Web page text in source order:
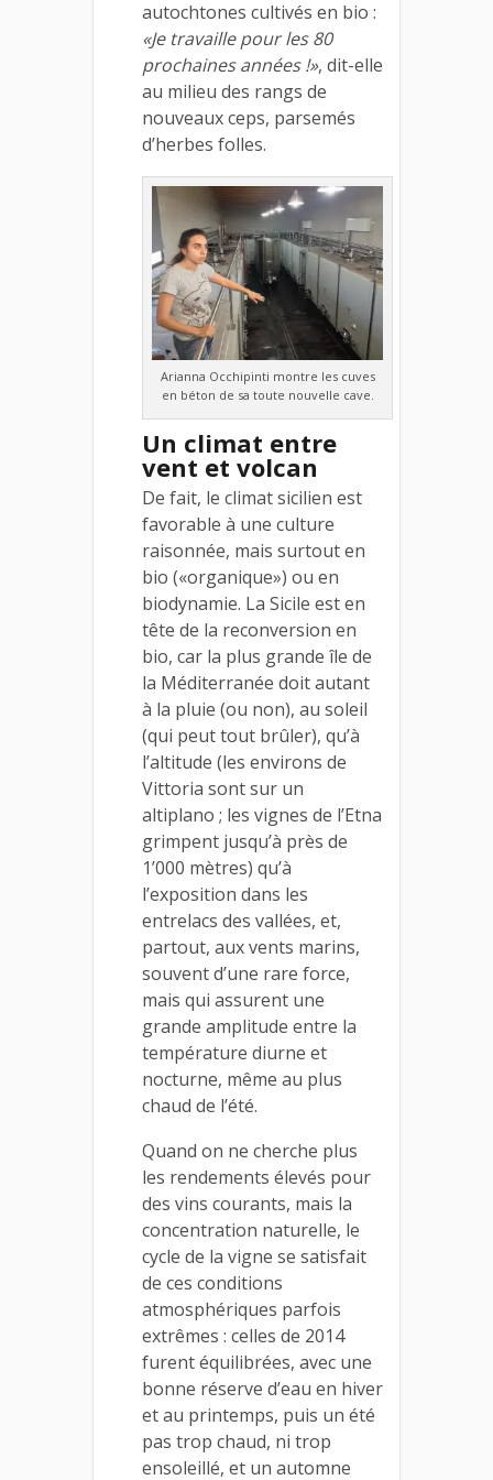
autochtones cultivés en bio :
«Je travaille pour les 80
prochaines années !», dit-elle
au milieu des rangs de
nouveaux ceps, parsemés
d’herbes folles.
Arianna Occhipinti montre les cuves
en béton de sa toute nouvelle cave.
Un climat entre
vent et volcan
De fait, le climat sicilien est
favorable à une culture
raisonnée, mais surtout en
bio («organique») ou en
biodynamie. La Sicile est en
tête de la reconversion en
bio, car la plus grande île de
la Méditerranée doit autant
à la pluie (ou non), au soleil
(qui peut tout brûler), qu’à
l’altitude (les environs de
Vittoria sont sur un
altiplano ; les vignes de l’Etna
grimpent jusqu’à près de
1’000 mètres) qu’à
l’exposition dans les
entrelacs des vallées, et,
partout, aux vents marins,
souvent d’une rare force,
mais qui assurent une
grande amplitude entre la
température diurne et
nocturne, même au plus
chaud de l’été.
Quand on ne cherche plus
les rendements élevés pour
des vins courants, mais la
concentration naturelle, le
cycle de la vigne se satisfait
de ces conditions
atmosphériques parfois
extrêmes : celles de 2014
furent équilibrées, avec une
bonne réserve d’eau en hiver
et au printemps, puis un été
pas trop chaud, ni trop
ensoleillé, et un automne